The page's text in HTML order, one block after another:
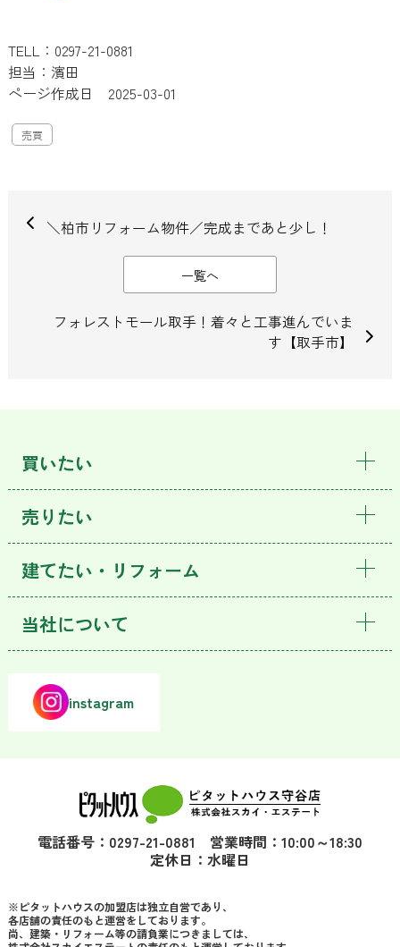
TELL：0297-21-0881
担当：濱田
ページ作成日 2025-03-01
売買
＼柏市リフォーム物件／完成まであと少し！
一覧へ
フォレストモール取手！着々と工事進んでいま
す【取手市】
買いたい
売りたい
建てたい・リフォーム
当社について
instagram
電話番号：0297-21-0881 営業時間：10:00～18:30
定休日：水曜日
※ピタットハウスの加盟店は独立自営であり、
各店舗の責任のもと運営をしております。
尚、建築・リフォーム等の請負業につきましては、